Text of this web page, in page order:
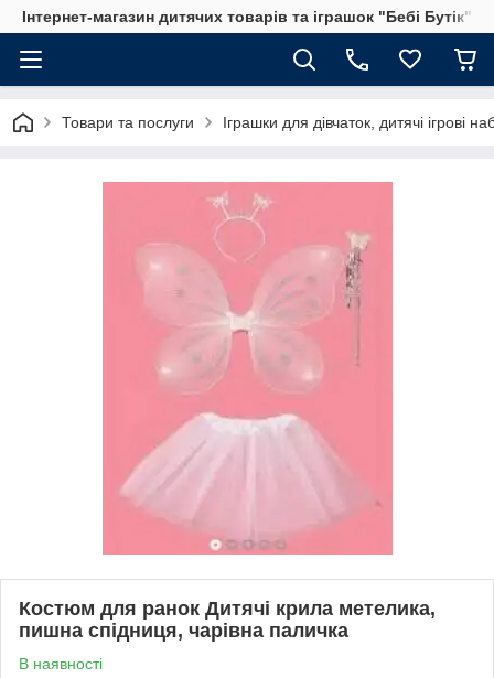
Інтернет-магазин дитячих товарів та іграшок "Бебі Бутік"
Товари та послуги Іграшки для дівчаток, дитячі ігрові
Костюм для ранок Дитячі крила метелика,
пишна спідниця, чарівна паличка
В наявності